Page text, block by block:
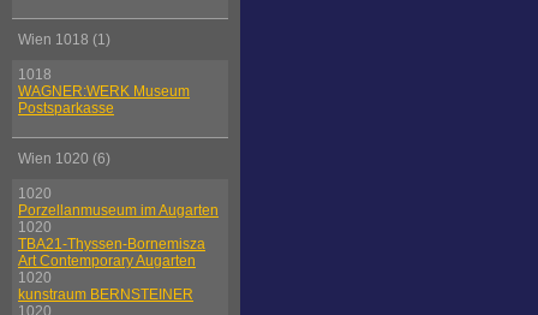
Wien 1018 (1)
1018
WAGNER:WERK Museum
Postsparkasse
Wien 1020 (6)
1020
Porzellanmuseum im Augarten
1020
TBA21-Thyssen-Bornemisza
Art Contemporary Augarten
1020
kunstraum BERNSTEINER
1020